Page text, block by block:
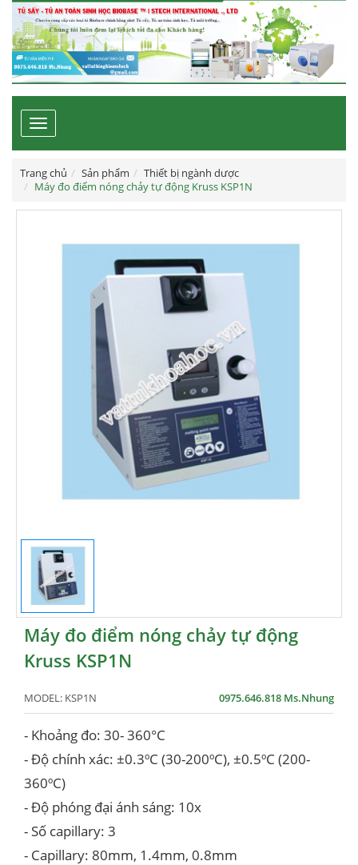
Toggle
navigation
Trang chủ Sản phẩm
Thiết bị ngành dược
Máy đo điểm nóng chảy tự động Kruss KSP1N
Máy đo điểm nóng chảy tự động
Kruss KSP1N
MODEL: KSP1N 0975.646.818 Ms.Nhung
- Khoảng đo: 30- 360°C
- Độ chính xác: ±0.3ºC (30-200ºC), ±0.5ºC (200-
360ºC)
- Độ phóng đại ánh sáng: 10x
- Số capillary: 3
- Capillary: 80mm, 1.4mm, 0.8mm